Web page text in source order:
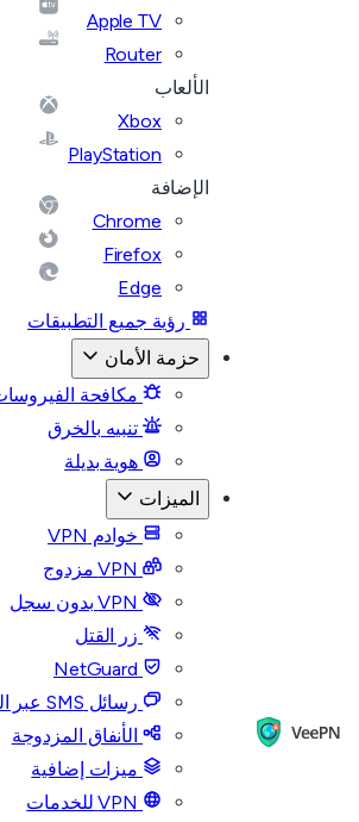
Apple TV
Router
الألعاب
Xbox
PlayStation
الإضافة
Chrome
Firefox
Edge
رؤية جميع التطبيقات
حزمة الأمان
مكافحة الفيروسات
تنبيه بالخرق
هوية بديلة
الميزات
خوادم VPN
VPN مزدوج
VPN بدون سجل
زر القتل
NetGuard
رسائل SMS عبر الإنترنت
الأنفاق المزدوجة
ميزات إضافية
VPN للخدمات